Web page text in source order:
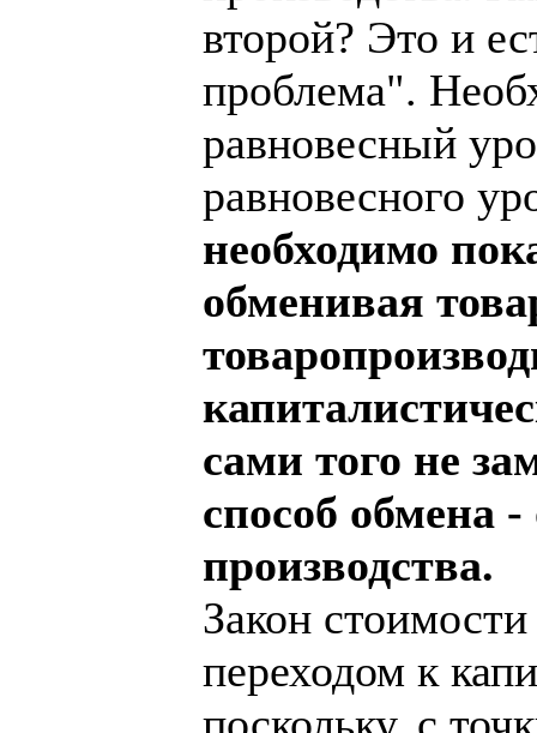
второй? Это и
проблема".
равновесный
равновесного
необходимо
обменивая
сами того не
способ обмена
производства.
Закон
переходом к